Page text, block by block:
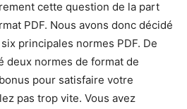
cette question de la part
PDF. Nous avons donc décidé
principales normes PDF. De
deux normes de format de
pour satisfaire votre
pas trop vite. Vous avez